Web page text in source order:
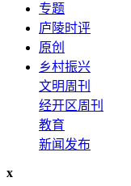
专题
庐陵时评
原创
乡村振兴
文明周刊
经开区周刊
教育
新闻发布
x